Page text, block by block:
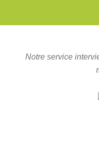
Notre service